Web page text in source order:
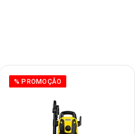
% PROMOÇÃO